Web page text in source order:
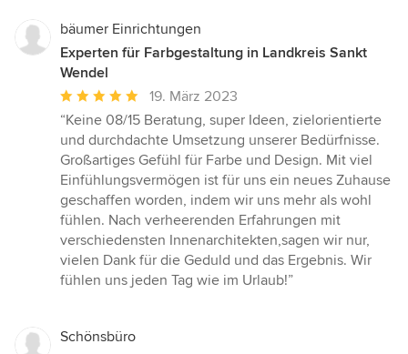
bäumer Einrichtungen
Experten für Farbgestaltung in Landkreis Sankt
Wendel
Durchschnittliche
Bewertung:
5
von
5
Sternen
19. März 2023
“Keine 08/15 Beratung, super Ideen, zielorientierte
und durchdachte Umsetzung unserer Bedürfnisse.
Großartiges Gefühl für Farbe und Design. Mit viel
Einfühlungsvermögen ist für uns ein neues Zuhause
geschaffen worden, indem wir uns mehr als wohl
fühlen. Nach verheerenden Erfahrungen mit
verschiedensten Innenarchitekten,sagen wir nur,
vielen Dank für die Geduld und das Ergebnis. Wir
fühlen uns jeden Tag wie im Urlaub!”
Schönsbüro